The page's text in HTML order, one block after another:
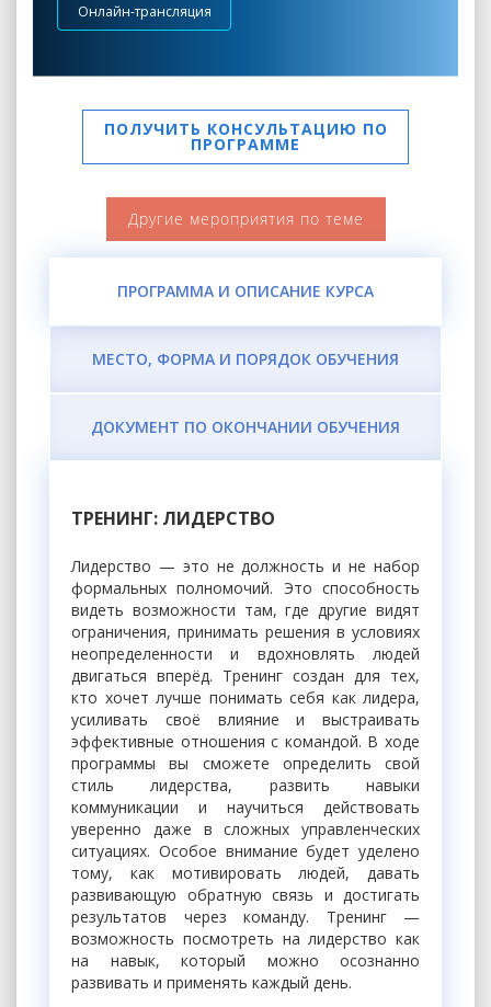
Онлайн-трансляция
ПОЛУЧИТЬ КОНСУЛЬТАЦИЮ ПО
ПРОГРАММЕ
Другие мероприятия по теме
ПРОГРАММА И ОПИСАНИЕ КУРСА
МЕСТО, ФОРМА И ПОРЯДОК ОБУЧЕНИЯ
ДОКУМЕНТ ПО ОКОНЧАНИИ ОБУЧЕНИЯ
ТРЕНИНГ: ЛИДЕРСТВО
Лидерство — это не должность и не набор
формальных полномочий. Это способность
видеть возможности там, где другие видят
ограничения, принимать решения в условиях
неопределенности и вдохновлять людей
двигаться вперёд. Тренинг создан для тех,
кто хочет лучше понимать себя как лидера,
усиливать своё влияние и выстраивать
эффективные отношения с командой. В ходе
программы вы сможете определить свой
стиль лидерства, развить навыки
коммуникации и научиться действовать
уверенно даже в сложных управленческих
ситуациях. Особое внимание будет уделено
тому, как мотивировать людей, давать
развивающую обратную связь и достигать
результатов через команду. Тренинг —
возможность посмотреть на лидерство как
на навык, который можно осознанно
развивать и применять каждый день.